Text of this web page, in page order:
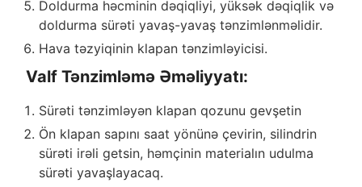
Doldurma həcminin dəqiqliyi, yüksək dəqiqlik və
doldurma sürəti yavaş-yavaş tənzimlənməlidir.
Hava təzyiqinin klapan tənzimləyicisi.
Valf Tənzimləmə Əməliyyatı:
Sürəti tənzimləyən klapan qozunu gevşetin
Ön klapan sapını saat yönünə çevirin, silindrin
sürəti irəli getsin, həmçinin materialın udulma
sürəti yavaşlayacaq.